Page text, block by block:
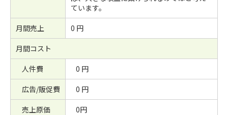
ています。
月間売上
0 円
月間コスト
人件費
0 円
広告/販促費
0 円
売上原価
0円